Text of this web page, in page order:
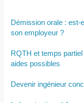
Démission orale : est-
son employeur ?
RQTH et temps
aides possibles
Devenir ingénieur